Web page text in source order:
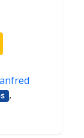
,